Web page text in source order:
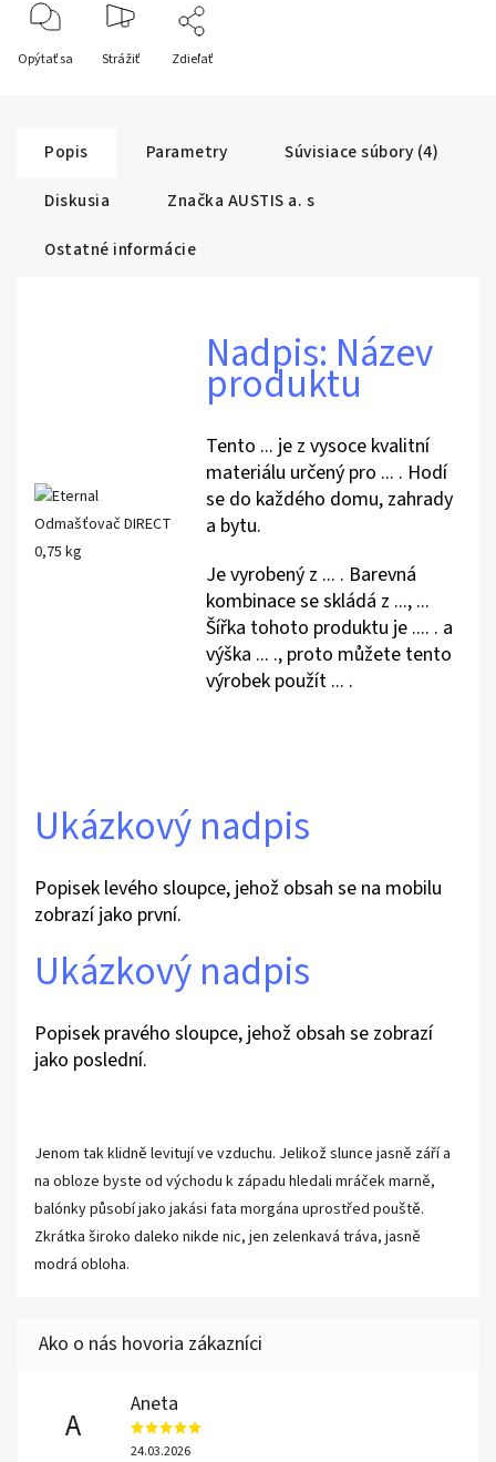
Opýtať sa Strážiť Zdieľať
Popis Parametry
Súvisiace súbory (4)
Diskusia
Značka AUSTIS a. s
Ostatné informácie
Nadpis: Název
produktu
Tento ... je z vysoce kvalitní
materiálu určený pro ... . Hodí
se do každého domu, zahrady
a bytu.
Je vyrobený z ... . Barevná
kombinace se skládá z ..., ...
Šířka tohoto produktu je .... . a
výška ... ., proto můžete tento
výrobek použít ... .
Ukázkový nadpis
Popisek levého sloupce, jehož obsah se na mobilu
zobrazí jako první.
Ukázkový nadpis
Popisek pravého sloupce, jehož obsah se zobrazí
jako poslední.
Jenom tak klidně levitují ve vzduchu. Jelikož slunce jasně září a
na obloze byste od východu k západu hledali mráček marně,
balónky působí jako jakási fata morgána uprostřed pouště.
Zkrátka široko daleko nikde nic, jen zelenkavá tráva, jasně
modrá obloha.
A
Aneta
24.03.2026